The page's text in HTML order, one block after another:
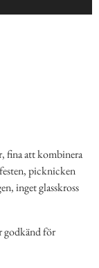
fina att kombinera
picknicken
inget glasskross
godkänd för